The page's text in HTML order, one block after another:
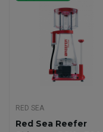
RED SEA
Red Sea Reefer